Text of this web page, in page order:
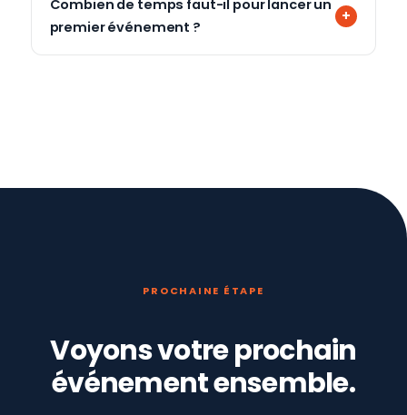
Combien de temps faut-il pour lancer un
premier événement ?
PROCHAINE ÉTAPE
Voyons votre prochain
événement ensemble.